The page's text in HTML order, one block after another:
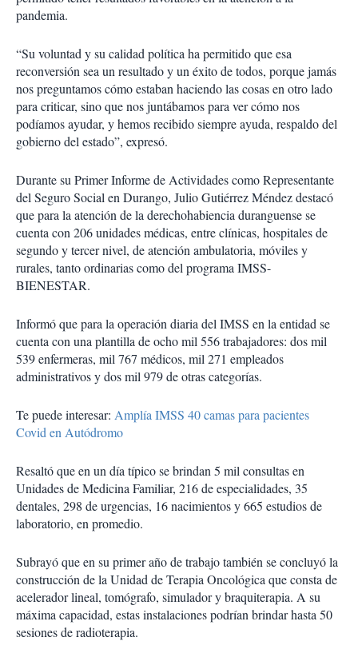
pandemia.
“Su voluntad y su calidad política ha permitido que esa
reconversión sea un resultado y un éxito de todos, porque jamás
nos preguntamos cómo estaban haciendo las cosas en otro lado
para criticar, sino que nos juntábamos para ver cómo nos
podíamos ayudar, y hemos recibido siempre ayuda, respaldo del
gobierno del estado”, expresó.
Durante su Primer Informe de Actividades como Representante
del Seguro Social en Durango, Julio Gutiérrez Méndez destacó
que para la atención de la derechohabiencia duranguense se
cuenta con 206 unidades médicas, entre clínicas, hospitales de
segundo y tercer nivel, de atención ambulatoria, móviles y
rurales, tanto ordinarias como del programa IMSS-
BIENESTAR.
Informó que para la operación diaria del IMSS en la entidad se
cuenta con una plantilla de ocho mil 556 trabajadores: dos mil
539 enfermeras, mil 767 médicos, mil 271 empleados
administrativos y dos mil 979 de otras categorías.
Te puede interesar: Amplía IMSS 40 camas para pacientes
Covid en Autódromo
Resaltó que en un día típico se brindan 5 mil consultas en
Unidades de Medicina Familiar, 216 de especialidades, 35
dentales, 298 de urgencias, 16 nacimientos y 665 estudios de
laboratorio, en promedio.
Subrayó que en su primer año de trabajo también se concluyó la
construcción de la Unidad de Terapia Oncológica que consta de
acelerador lineal, tomógrafo, simulador y braquiterapia. A su
máxima capacidad, estas instalaciones podrían brindar hasta 50
sesiones de radioterapia.